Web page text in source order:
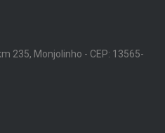
235, Monjolinho - CEP: 13565-